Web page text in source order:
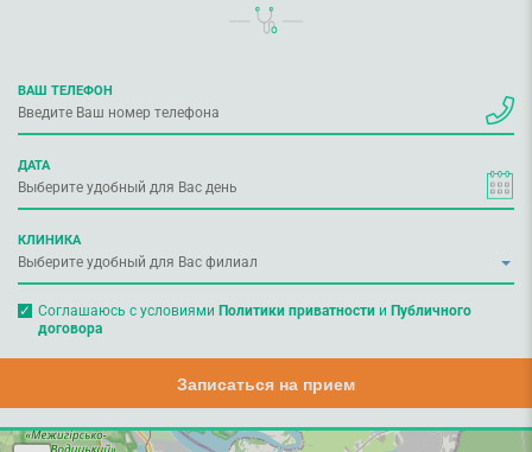
ВАШ ТЕЛЕФОН
ДАТА
КЛИНИКА
Соглашаюсь с условиями Политики приватностии Публичного
договора
Записаться на прием